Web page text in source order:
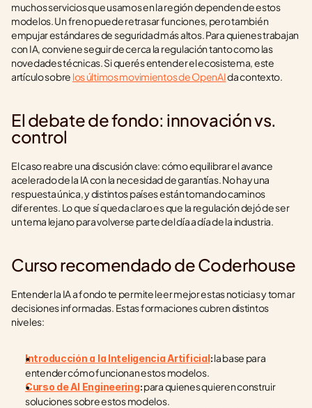
muchos servicios que usamos en la región dependen de estos
modelos. Un freno puede retrasar funciones, pero también
empujar estándares de seguridad más altos. Para quienes trabajan
con IA, conviene seguir de cerca la regulación tanto como las
novedades técnicas. Si querés entender el ecosistema, este
artículo sobre los últimos movimientos de OpenAI da contexto.
El debate de fondo: innovación vs.
control
El caso reabre una discusión clave: cómo equilibrar el avance
acelerado de la IA con la necesidad de garantías. No hay una
respuesta única, y distintos países están tomando caminos
diferentes. Lo que sí queda claro es que la regulación dejó de ser
un tema lejano para volverse parte del día a día de la industria.
Curso recomendado de Coderhouse
Entender la IA a fondo te permite leer mejor estas noticias y tomar
decisiones informadas. Estas formaciones cubren distintos
niveles:
Introducción a la Inteligencia Artificial: la base para
entender cómo funcionan estos modelos.
Curso de AI Engineering: para quienes quieren construir
soluciones sobre estos modelos.